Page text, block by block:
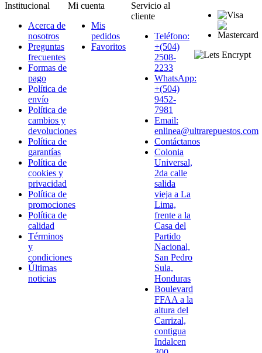
Institucional
Acerca de
nosotros
Preguntas
frecuentes
Formas de
pago
Política de
envío
Política de
cambios y
devoluciones
Política de
garantías
Política de
cookies y
privacidad
Política de
promociones
Política de
calidad
Términos
y
condiciones
Últimas
noticias
Mi cuenta
Mis
pedidos
Favoritos
Servicio al
cliente
Teléfono:
+(504)
2508-
2233
WhatsApp:
+(504)
9452-
7981
Email:
enlinea@ultrarepuestos.com
Contáctanos
Colonia
Universal,
2da calle
salida
vieja a La
Lima,
frente a la
Casa del
Partido
Nacional,
San Pedro
Sula,
Honduras
Boulevard
FFAA a la
altura del
Carrizal,
contigua
Indalcen